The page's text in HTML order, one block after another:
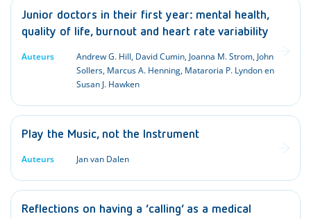
Junior doctors in their first year: mental health,
quality of life, burnout and heart rate variability
Auteurs
Andrew G. Hill, David Cumin, Joanna M. Strom, John
Sollers, Marcus A. Henning, Mataroria P. Lyndon en
Susan J. Hawken
Play the Music, not the Instrument
Auteurs Jan van Dalen
Reflections on having a ‘calling’ as a medical